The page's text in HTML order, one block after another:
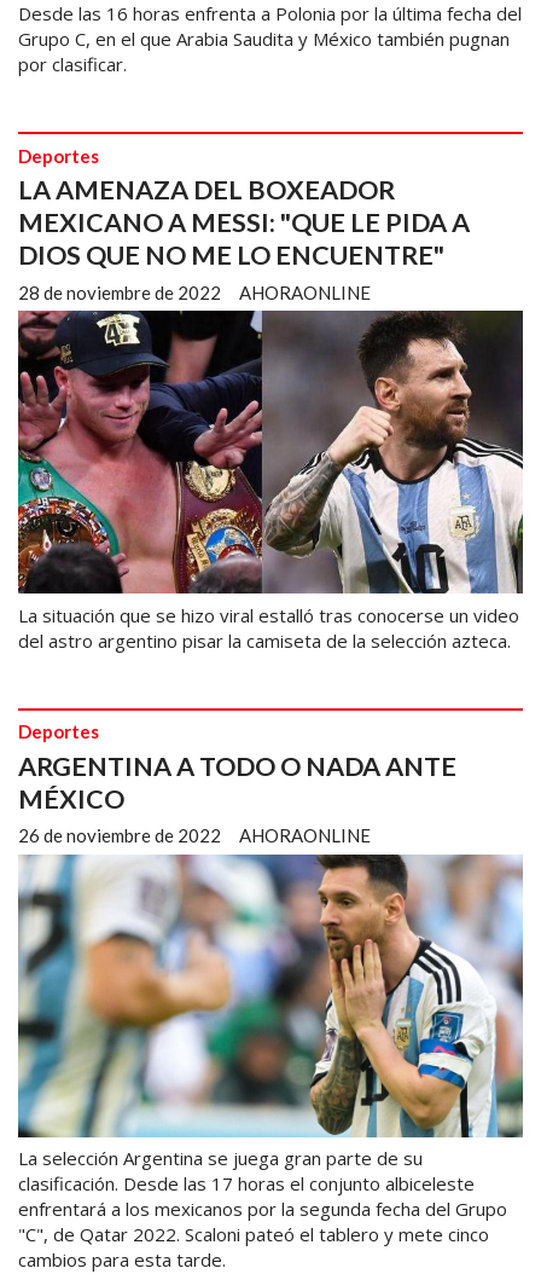
Desde las 16 horas enfrenta a Polonia por la última fecha del
Grupo C, en el que Arabia Saudita y México también pugnan
por clasificar.
LA AMENAZA DEL BOXEADOR
MEXICANO A MESSI: "QUE LE PIDA A
DIOS QUE NO ME LO ENCUENTRE"
AHORAONLINE
Deportes
28 de noviembre de 2022
La situación que se hizo viral estalló tras conocerse un video
del astro argentino pisar la camiseta de la selección azteca.
ARGENTINA A TODO O NADA ANTE
MÉXICO
AHORAONLINE
Deportes
26 de noviembre de 2022
La selección Argentina se juega gran parte de su
clasificación. Desde las 17 horas el conjunto albiceleste
enfrentará a los mexicanos por la segunda fecha del Grupo
"C", de Qatar 2022. Scaloni pateó el tablero y mete cinco
cambios para esta tarde.